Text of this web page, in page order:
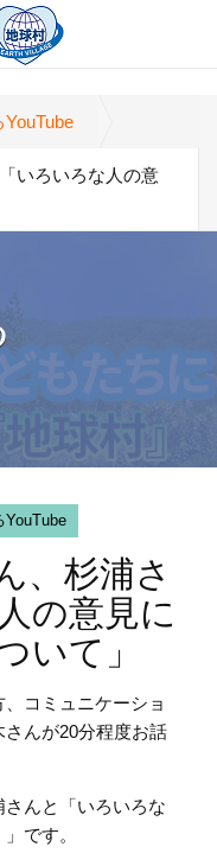
いろいろな人の意
YouTube
、杉浦さ
の意見に
いて」
コミュニケーショ
んが20分程度お話
んと「いろいろな
です。